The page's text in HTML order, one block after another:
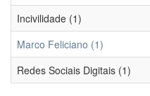
Incivilidade (1)
Marco Feliciano (1)
Redes Sociais Digitais (1)